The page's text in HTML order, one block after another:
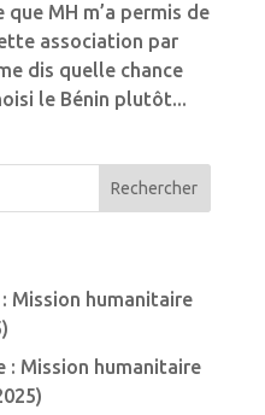
MH m’a permis de
association par
dis quelle chance
le Bénin plutôt...
Mission humanitaire
: Mission humanitaire